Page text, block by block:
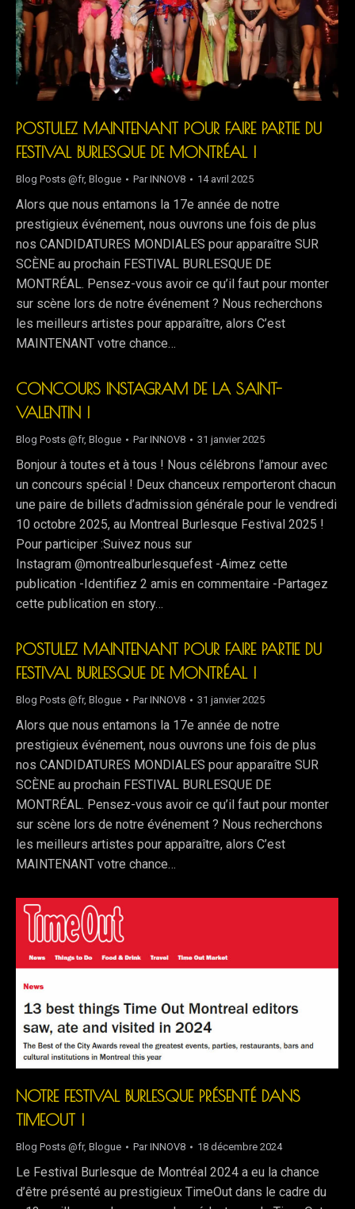
POSTULEZ MAINTENANT POUR FAIRE PARTIE DU
FESTIVAL BURLESQUE DE MONTRÉAL !
Blog Posts @fr, Blogue ParINNOV8 14 avril 2025
Alors que nous entamons la 17e année de notre
prestigieux événement, nous ouvrons une fois de plus
nos CANDIDATURES MONDIALES pour apparaître SUR
SCÈNE au prochain FESTIVAL BURLESQUE DE
MONTRÉAL. Pensez-vous avoir ce qu’il faut pour monter
sur scène lors de notre événement ? Nous recherchons
les meilleurs artistes pour apparaître, alors C’est
MAINTENANT votre chance…
CONCOURS INSTAGRAM DE LA SAINT-
VALENTIN !
Blog Posts @fr, Blogue ParINNOV8 31 janvier 2025
Bonjour à toutes et à tous ! Nous célébrons l’amour avec
un concours spécial ! Deux chanceux remporteront chacun
une paire de billets d’admission générale pour le vendredi
10 octobre 2025, au Montreal Burlesque Festival 2025 !
Pour participer :Suivez nous sur
Instagram @montrealburlesquefest -Aimez cette
publication -Identifiez 2 amis en commentaire -Partagez
cette publication en story…
POSTULEZ MAINTENANT POUR FAIRE PARTIE DU
FESTIVAL BURLESQUE DE MONTRÉAL !
Blog Posts @fr, Blogue ParINNOV8 31 janvier 2025
Alors que nous entamons la 17e année de notre
prestigieux événement, nous ouvrons une fois de plus
nos CANDIDATURES MONDIALES pour apparaître SUR
SCÈNE au prochain FESTIVAL BURLESQUE DE
MONTRÉAL. Pensez-vous avoir ce qu’il faut pour monter
sur scène lors de notre événement ? Nous recherchons
les meilleurs artistes pour apparaître, alors C’est
MAINTENANT votre chance…
NOTRE FESTIVAL BURLESQUE PRÉSENTÉ DANS
TIMEOUT !
Blog Posts @fr, Blogue ParINNOV8 18 décembre 2024
Le Festival Burlesque de Montréal 2024 a eu la chance
d’être présenté au prestigieux TimeOut dans le cadre du